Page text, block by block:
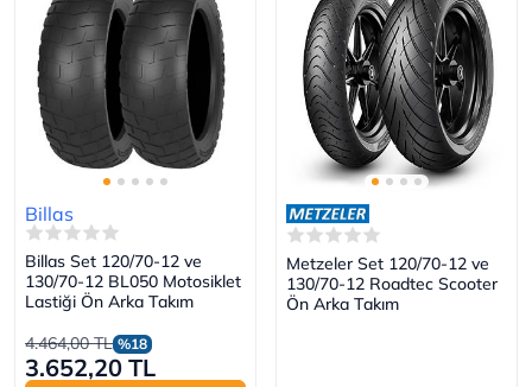
Billas
Billas Set 120/70-12 ve
130/70-12 BL050 Motosiklet
Lastiği Ön Arka Takım
4.464,00 TL %18
3.652,20 TL
Metzeler Set 120/70-12 ve
130/70-12 Roadtec Scooter
Ön Arka Takım